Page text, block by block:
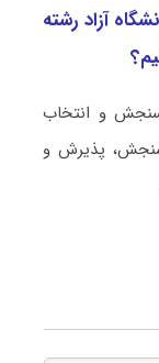
آزاد رشته
و انتخاب
سنجش، پذیرش و